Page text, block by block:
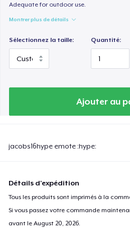
Adequate for outdoor use.
Montrer plus de détails
Sélectionnez la taille: Quantité:
Ajouter au
jacobs16hype emote :hype:
Détails d'expédition
Tous les produits sont imprimés à la
Si vous passez votre commande
avant leAugust 20, 2026